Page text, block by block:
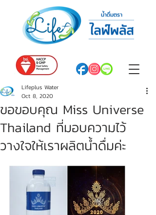
ขอขอบคุณ Miss Universe
Thailand ที่มอบความไว้
วางใจให้เราผลิตน้ำดื่มค่ะ
Lifeplus Water
Oct 8, 2020